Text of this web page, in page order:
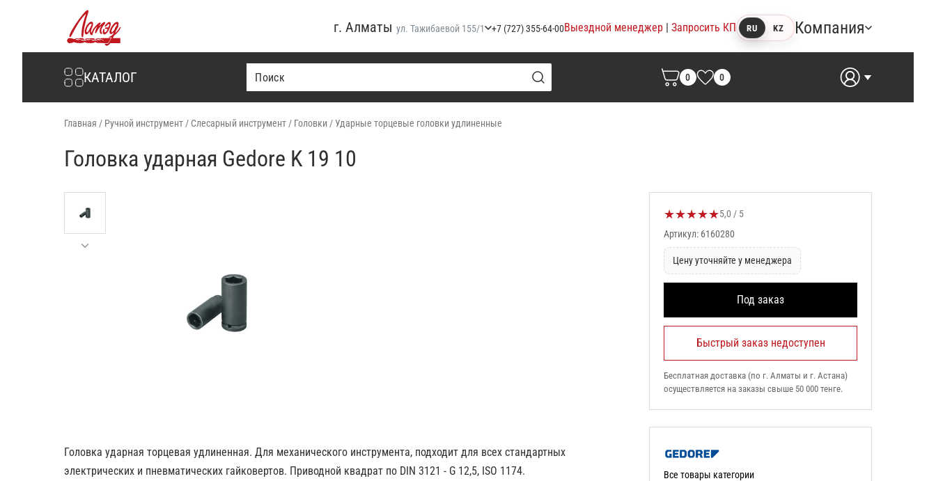
Интернет-магазин Ламэд
г. Алматы ул. Тажибаевой 155/1 +7 (727) 355-64-00Выездной менеджер | Запросить КП RU KZ Компания
КАТАЛОГ 0 0
Главная / Ручной инструмент / Слесарный инструмент / Головки /Ударные торцевые головки удлиненные
Головка ударная Gedore K 19 10
Головка ударная торцевая удлиненная. Для механического инструмента, подходит для всех стандартных
электрических и пневматических гайковертов. Приводной квадрат по DIN 3121 - G 12,5, ISO 1174.
★★★★★Оценка товара:
5,0 / 5
Артикул: 6160280
Цену уточняйте у менеджера
Под заказ
Быстрый заказ недоступен
Бесплатная доставка (по г. Алматы и г. Астана)
осуществляется на заказы свыше 50 000 тенге.
Все товары категории